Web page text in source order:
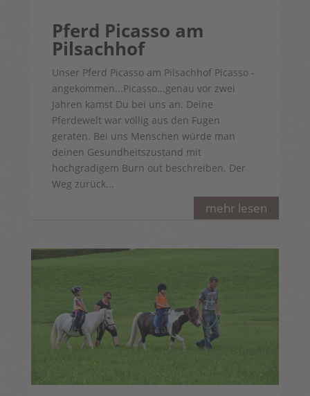
mehr lesen
Pferd Picasso am
Pilsachhof
Unser Pferd Picasso am Pilsachhof Picasso -
angekommen...Picasso...genau vor zwei
Jahren kamst Du bei uns an. Deine
Pferdewelt war völlig aus den Fugen
geraten. Bei uns Menschen würde man
deinen Gesundheitszustand mit
hochgradigem Burn out beschreiben. Der
Weg zurück...